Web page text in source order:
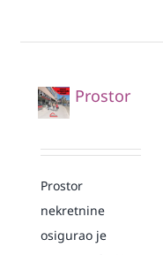
Prostor
Prostor
nekretnine
osigurao je